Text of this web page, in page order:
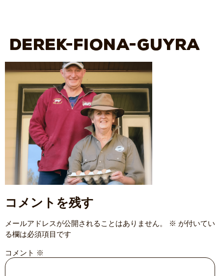
Derek-Fiona-Guyra
コメントを残す
メールアドレスが公開されることはありません。 ※ が付いてい
る欄は必須項目です
コメント ※